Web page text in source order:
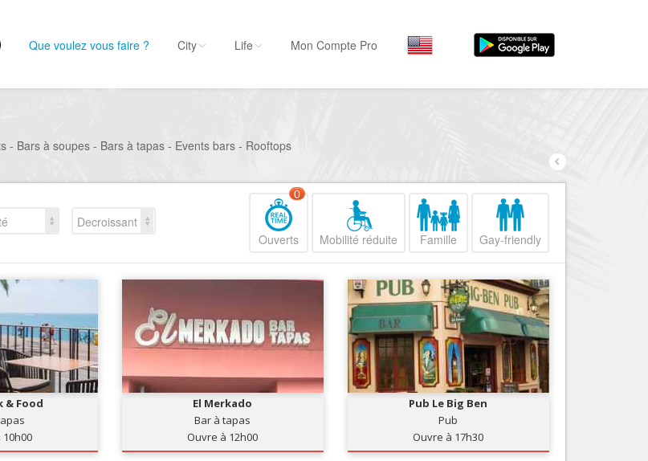
Que voulez vous faire ?
Musées, ...
Sortir
Commerces
Mode, ...
Loisirs
Plages, sports, ...
Services
Nice Promenade du
Nice le Port
Nice le Vieux Nice
Nice les Collines Niçoises
Nice le petit Marais Niçois
Nice la plaine du Var
Nice le Carré d’Or
City Life Mon Compte Pro
- Bars à soupes - Bars à tapas - Events bars - Rooftops
Decroissant
Ouverts
0
Mobilité réduite Famille Gay-friendly
& Food
El Merkado
Bar à tapas
Ouvre à 12h00
Pub Le Big Ben
Pub
Ouvre à 17h30